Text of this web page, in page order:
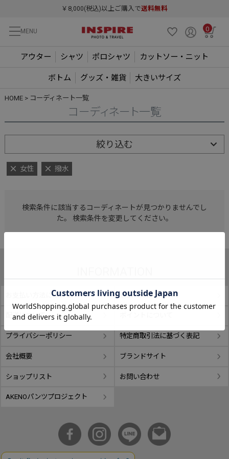
￥8,000(税込)以上ご購入で送料無料
MENU 0
アウター シャツ ポロシャツ カットソー・ニット
ボトム グッズ・雑貨 大きいサイズ
HOME コーディネート一覧
コーディネート一覧
絞り込む
女性 撥水
検索条件に該当するコーディネートが見つかりませんでし
た。 検索条件を変更してください。
お支払い方法について 返品・交換について
配送について
プライバシーポリシー 特定商取引法に基づく表記
会社概要 ブランドサイト
ショップリスト お問い合わせ
AKENOパンツプロジェクト